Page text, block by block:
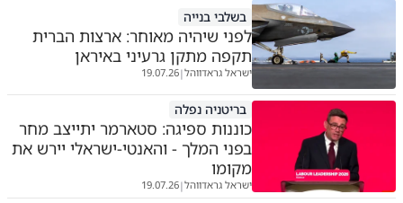
בשלבי בנייה
לפני שיהיה מאוחר: ארצות הברית
תקפה מתקן גרעיני באיראן
ישראל גראדווהל|
19.07.26
בריטניה נפלה
כוננות ספיגה: סטארמר יתייצב מחר
בפני המלך - והאנטי-ישראלי יירש את
מקומו
ישראל גראדווהל|
19.07.26